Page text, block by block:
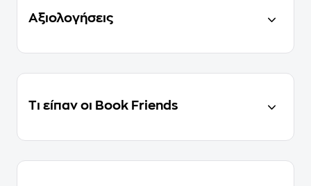
Αξιολογήσεις
Τι είπαν οι Book Friends